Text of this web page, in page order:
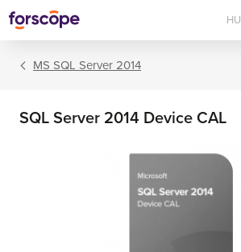
HU
MS SQL Server 2014
SQL Server 2014 Device CAL